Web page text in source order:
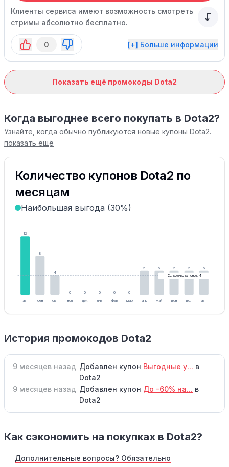
Клиенты сервиса имеют возможность смотреть
стримы абсолютно бесплатно.
0 [+] Больше информации
Показать ещё промокоды Dota2
Когда выгоднее всего покупать в Dota2?
Узнайте, когда обычно публикуются новые купоны Dota2.
показать ещё
Количество купонов Dota2 по
месяцам
Наибольшая выгода (30%)
12
авг
8
сен
4
окт
0
ноя
0
дек
0
янв
0
фев
0
мар
5
апр
5
май
5
июн
5
июл
5
авг
Ср. кол-во купонов: 4
История промокодов Dota2
9 месяцев назад Добавлен купон Выгодные у... в
Dota2
9 месяцев назад Добавлен купон До -60% на... в
Dota2
Как сэкономить на покупках в Dota2?
Дополнительные вопросы? Обязательно